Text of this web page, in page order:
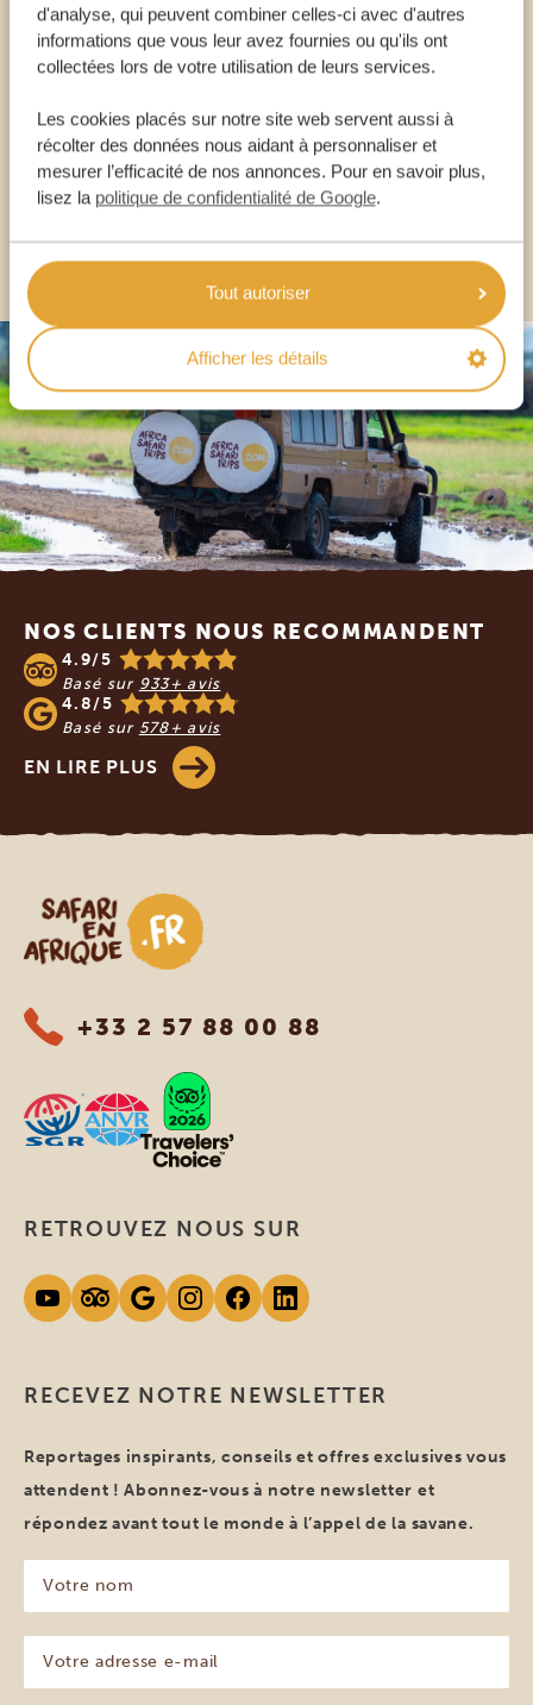
d'analyse, qui peuvent combiner celles-ci avec d'autres
informations que vous leur avez fournies ou qu'ils ont
collectées lors de votre utilisation de leurs services.
Les cookies placés sur notre site web servent aussi à
récolter des données nous aidant à personnaliser et
mesurer l’efficacité de nos annonces. Pour en savoir plus,
lisez la politique de confidentialité de Google.
Tout autoriser
Afficher les détails
Appelez un expert
FR: +33 2 57 88 00 88
AUTRES PAYS
Footer
NOS CLIENTS NOUS RECOMMANDENT
4.9/5
Basé sur 933+ avis
4.8/5
Basé sur 578+ avis
EN LIRE PLUS
Safari en Afrique
+33 2 57 88 00 88
RECEVEZ NOTRE NEWSLETTER
Reportages inspirants, conseils et offres exclusives vous
attendent ! Abonnez-vous à notre newsletter et
répondez avant tout le monde à l’appel de la savane.
nom
(Nécessaire)
adresse
e-
RETROUVEZ NOUS SUR